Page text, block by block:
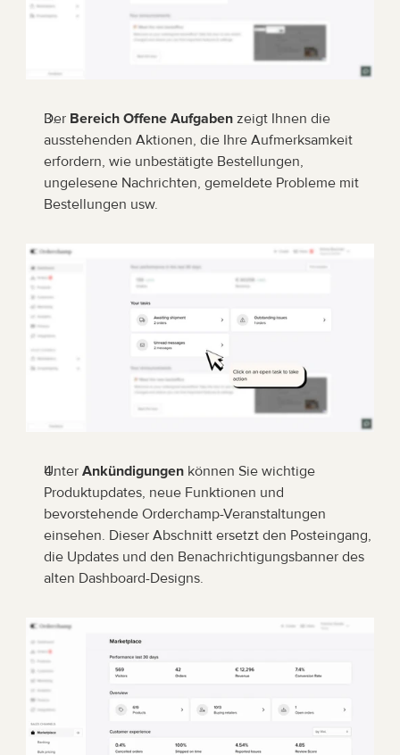
Der Bereich Offene Aufgaben zeigt Ihnen die
ausstehenden Aktionen, die Ihre Aufmerksamkeit
erfordern, wie unbestätigte Bestellungen,
ungelesene Nachrichten, gemeldete Probleme mit
Bestellungen usw.
Unter Ankündigungen können Sie wichtige
Produktupdates, neue Funktionen und
bevorstehende Orderchamp-Veranstaltungen
einsehen. Dieser Abschnitt ersetzt den Posteingang,
die Updates und den Benachrichtigungsbanner des
alten Dashboard-Designs.